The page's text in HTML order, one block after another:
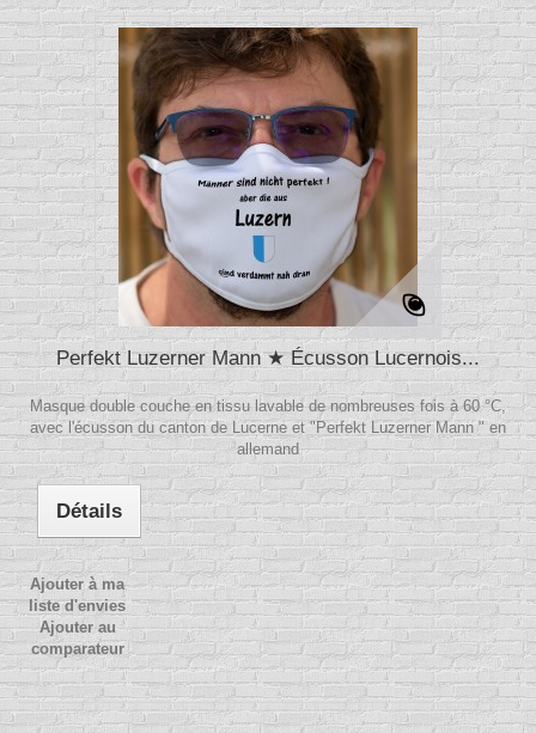
Perfekt Luzerner Mann ★ Écusson Lucernois...
Masque double couche en tissu lavable de nombreuses fois à 60 °C,
avec l'écusson du canton de Lucerne et "Perfekt Luzerner Mann " en
allemand
Détails
Ajouter à ma
liste d'envies
Ajouter au
comparateur